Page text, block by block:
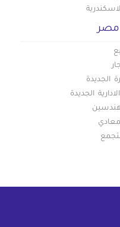
مصر
الجديدة
الجديدة